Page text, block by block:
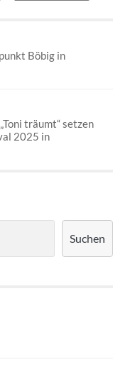
Böbig in
träumt“ setzen
2025 in
Suchen